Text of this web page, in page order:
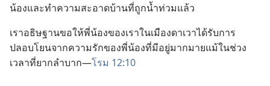
น้อง​และ​ทำ​ความ​สะอาด​บ้าน​ที่​ถูก​น้ำ​ท่วม​แล้ว
เรา​อธิษฐาน​ขอ​ให้​พี่​น้อง​ของ​เรา​ใน​เมือง​ดา​เวา​ได้​รับ​การ​
ปลอบโยน​จาก​ความ​รัก​ของ​พี่​น้อง​ที่​มี​อยู่​มาก​มาย​แม้​ใน​ช่วง​
เวลา​ที่​ยาก​ลำบาก—โรม 12:10